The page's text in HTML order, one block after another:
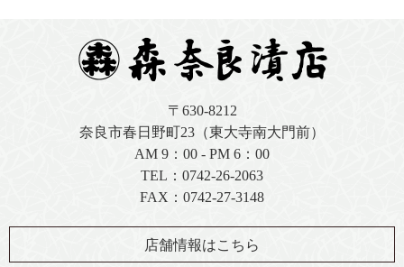
〒630-8212
奈良市春日野町23（東大寺南大門前）
AM 9：00 - PM 6：00
TEL： 0742-26-2063
FAX：0742-27-3148
店舗情報はこちら